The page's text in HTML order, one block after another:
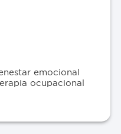
emocional
ocupacional